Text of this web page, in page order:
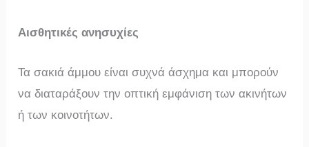
Αισθητικές ανησυχίες
Τα σακιά άμμου είναι συχνά άσχημα και μπορούν
να διαταράξουν την οπτική εμφάνιση των ακινήτων
ή των κοινοτήτων.